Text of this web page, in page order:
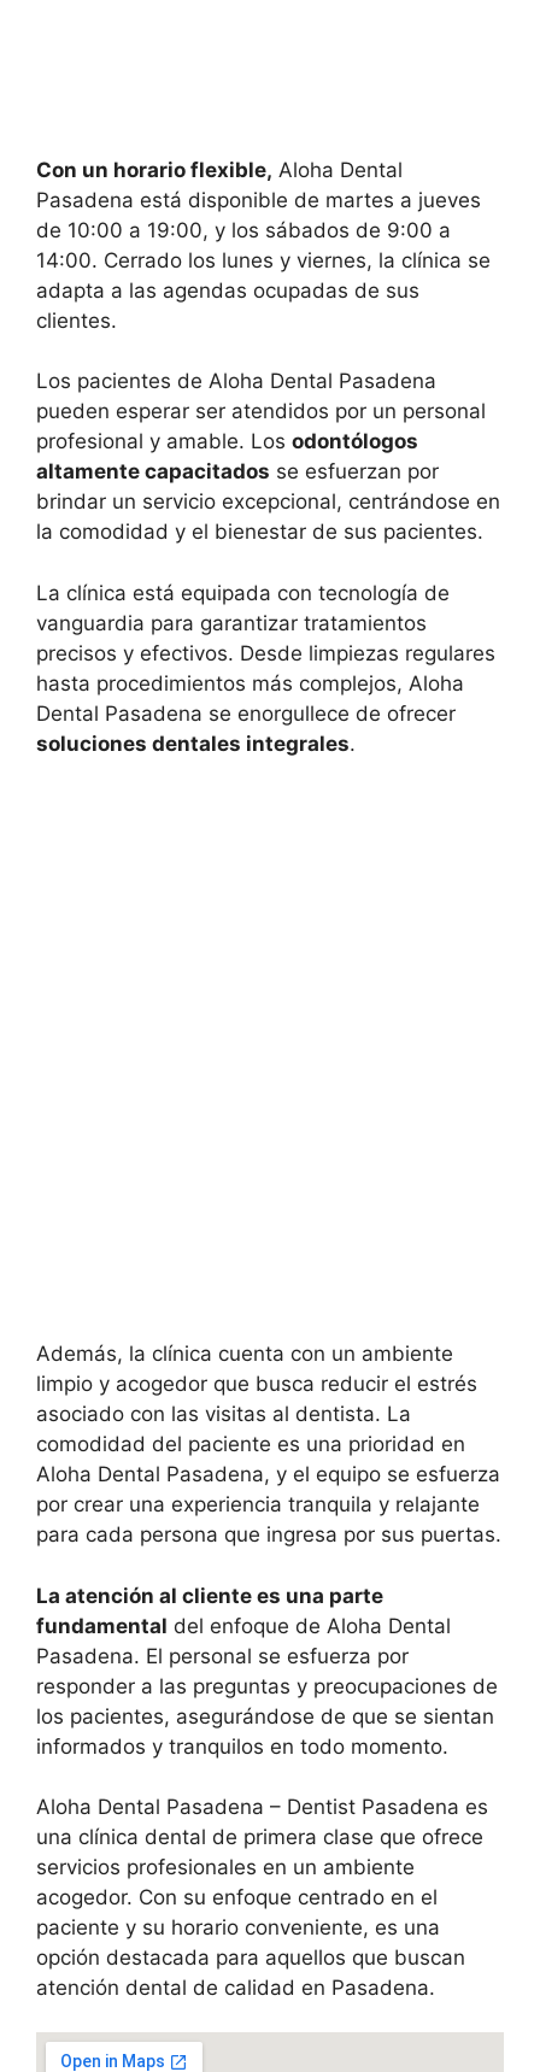
Con un horario flexible, Aloha Dental
Pasadena está disponible de martes a jueves
de 10:00 a 19:00, y los sábados de 9:00 a
14:00. Cerrado los lunes y viernes, la clínica se
adapta a las agendas ocupadas de sus
clientes.
Los pacientes de Aloha Dental Pasadena
pueden esperar ser atendidos por un personal
profesional y amable. Los odontólogos
altamente capacitados se esfuerzan por
brindar un servicio excepcional, centrándose en
la comodidad y el bienestar de sus pacientes.
La clínica está equipada con tecnología de
vanguardia para garantizar tratamientos
precisos y efectivos. Desde limpiezas regulares
hasta procedimientos más complejos, Aloha
Dental Pasadena se enorgullece de ofrecer
soluciones dentales integrales.
Además, la clínica cuenta con un ambiente
limpio y acogedor que busca reducir el estrés
asociado con las visitas al dentista. La
comodidad del paciente es una prioridad en
Aloha Dental Pasadena, y el equipo se esfuerza
por crear una experiencia tranquila y relajante
para cada persona que ingresa por sus puertas.
La atención al cliente es una parte
fundamental del enfoque de Aloha Dental
Pasadena. El personal se esfuerza por
responder a las preguntas y preocupaciones de
los pacientes, asegurándose de que se sientan
informados y tranquilos en todo momento.
Aloha Dental Pasadena – Dentist Pasadena es
una clínica dental de primera clase que ofrece
servicios profesionales en un ambiente
acogedor. Con su enfoque centrado en el
paciente y su horario conveniente, es una
opción destacada para aquellos que buscan
atención dental de calidad en Pasadena.